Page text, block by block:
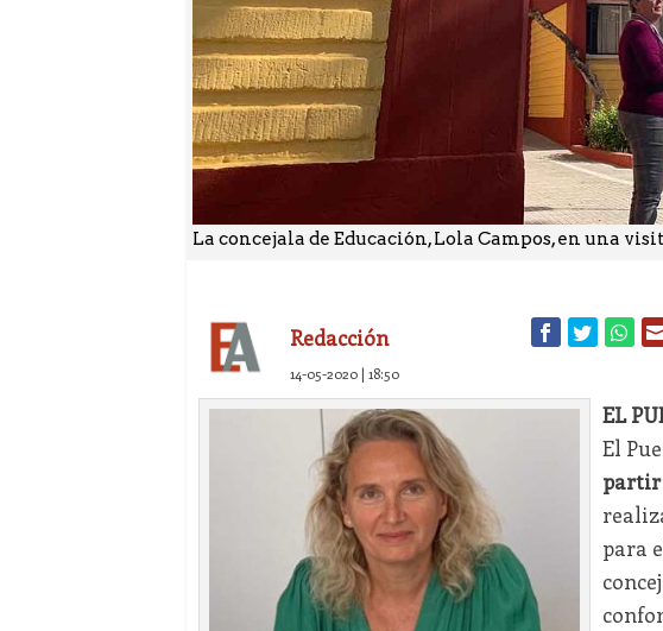
La concejala de Educación, Lola Campos, en una
Redacción
14-05-2020 | 18:50
EL
El
partir
para